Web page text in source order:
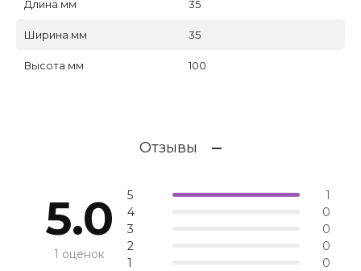
Длина мм 35
Ширина мм 35
Высота мм 100
Отзывы
5.0
1 оценок
5
1
4
0
3
0
2
0
1
0